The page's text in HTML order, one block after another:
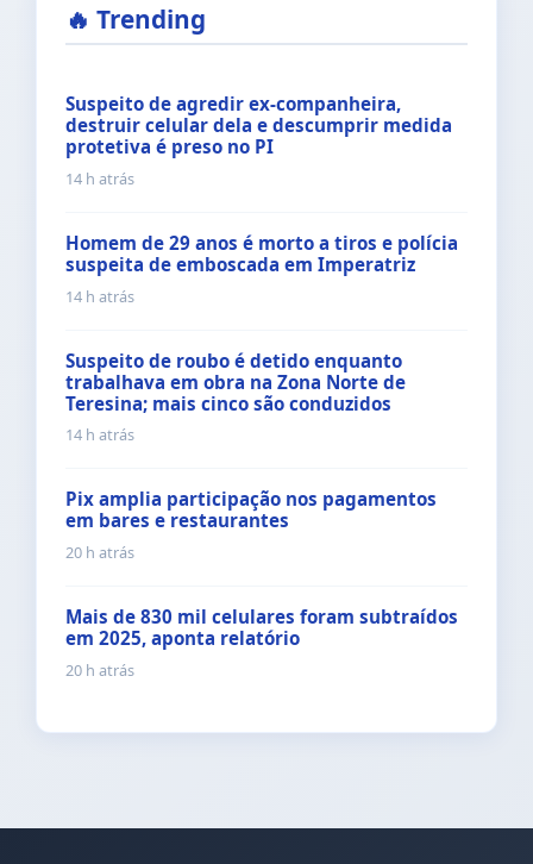
🔥 Trending
Suspeito de agredir ex-companheira,
destruir celular dela e descumprir medida
protetiva é preso no PI
14 h atrás
Homem de 29 anos é morto a tiros e polícia
suspeita de emboscada em Imperatriz
14 h atrás
Suspeito de roubo é detido enquanto
trabalhava em obra na Zona Norte de
Teresina; mais cinco são conduzidos
14 h atrás
Pix amplia participação nos pagamentos
em bares e restaurantes
20 h atrás
Mais de 830 mil celulares foram subtraídos
em 2025, aponta relatório
20 h atrás